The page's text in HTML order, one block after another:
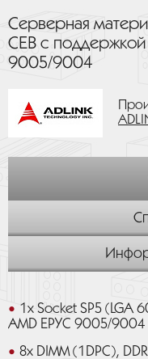
Серверная
CEB с
9005/9004
1х Socket SP5 (LGA
AMD EPYC 9005/9004
8x DIMM (1DPC),